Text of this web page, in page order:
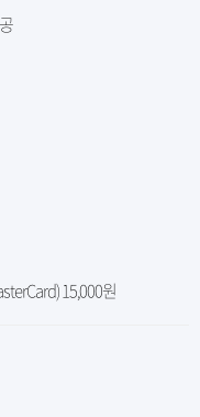
15,000원